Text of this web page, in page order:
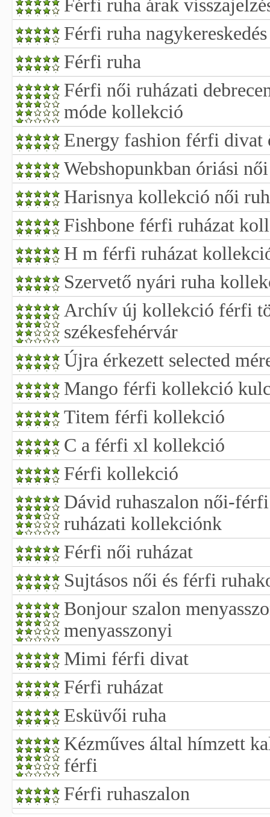
Férfi ruha árak
Férfi ruha nagykereskedés
Férfi ruha
Férfi női ruházati
móde kollekció
Energy fashion férfi
Webshopunkban óriási
Harisnya kollekció női
Fishbone férfi ruházat
H m férfi ruházat
Szervető nyári ruha
Archív új kollekció férfi
székesfehérvár
Újra érkezett selected
Mango férfi kollekció
Titem férfi kollekció
C a férfi xl kollekció
Férfi kollekció
Dávid ruhaszalon női-
ruházati kollekciónk
Férfi női ruházat
Sujtásos női és férfi
Bonjour szalon
menyasszonyi
Mimi férfi divat
Férfi ruházat
Esküvői ruha
Kézműves által hímzett
férfi
Férfi ruhaszalon